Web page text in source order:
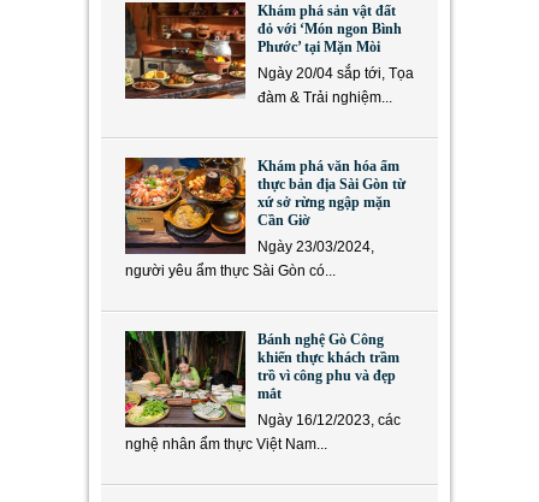
Khám phá sản vật đất
đỏ với ‘Món ngon Bình
Phước’ tại Mặn Mòi
Ngày 20/04 sắp tới, Tọa
đàm & Trải nghiệm...
Khám phá văn hóa ẩm
thực bản địa Sài Gòn từ
xứ sở rừng ngập mặn
Cần Giờ
Ngày 23/03/2024,
người yêu ẩm thực Sài Gòn có...
Bánh nghệ Gò Công
khiến thực khách trầm
trồ vì công phu và đẹp
mắt
Ngày 16/12/2023, các
nghệ nhân ẩm thực Việt Nam...